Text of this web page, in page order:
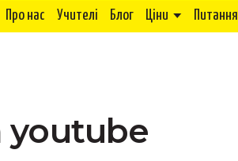
Про нас Учителі Блог Ціни Питання
youtube